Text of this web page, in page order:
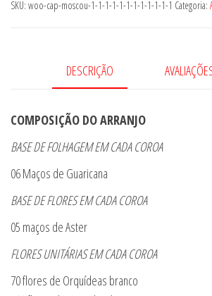
SKU: woo-cap-moscou-1-1-1-1-1-1-1-1-1-1-1-1 Categoria:
DESCRIÇÃO
COMPOSIÇÃO DO ARRANJO
BASE DE FOLHAGEM EM CADA COROA
06 Maços de Guaricana
BASE DE FLORES EM CADA COROA
05 maços de Aster
FLORES UNITÁRIAS EM CADA COROA
70 flores de Orquídeas branco